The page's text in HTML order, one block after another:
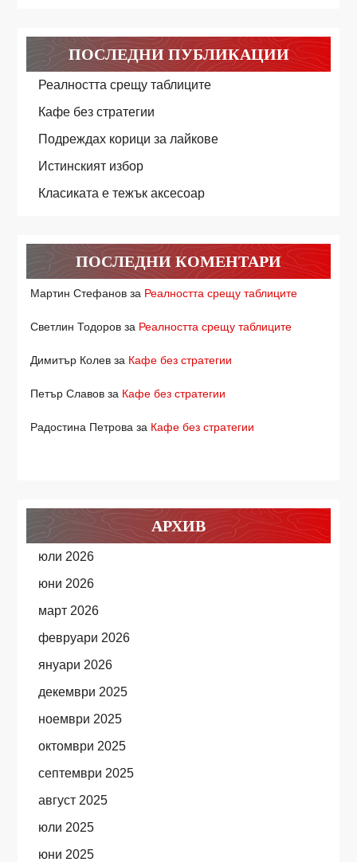
ПОСЛЕДНИ ПУБЛИКАЦИИ
Реалността срещу таблиците
Кафе без стратегии
Подреждах корици за лайкове
Истинският избор
Класиката е тежък аксесоар
ПОСЛЕДНИ КОМЕНТАРИ
Мартин Стефанов за Реалността срещу таблиците
Светлин Тодоров за Реалността срещу таблиците
Димитър Колев за Кафе без стратегии
Петър Славов за Кафе без стратегии
Радостина Петрова за Кафе без стратегии
АРХИВ
юли 2026
юни 2026
март 2026
февруари 2026
януари 2026
декември 2025
ноември 2025
октомври 2025
септември 2025
август 2025
юли 2025
юни 2025